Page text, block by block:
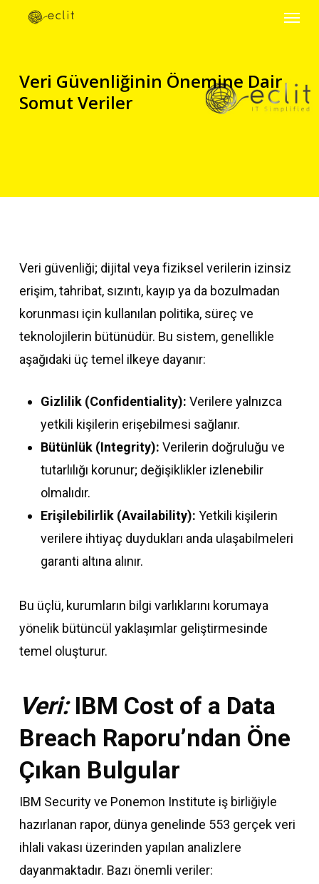
content
Veri Güvenliğinin Önemine Dair
Somut Veriler
Veri güvenliği; dijital veya fiziksel verilerin izinsiz
erişim, tahribat, sızıntı, kayıp ya da bozulmadan
korunması için kullanılan politika, süreç ve
teknolojilerin bütünüdür. Bu sistem, genellikle
aşağıdaki üç temel ilkeye dayanır:
Gizlilik (Confidentiality): Verilere yalnızca
yetkili kişilerin erişebilmesi sağlanır.
Bütünlük (Integrity): Verilerin doğruluğu ve
tutarlılığı korunur; değişiklikler izlenebilir
olmalıdır.
Erişilebilirlik (Availability): Yetkili kişilerin
verilere ihtiyaç duydukları anda ulaşabilmeleri
garanti altına alınır.
Bu üçlü, kurumların bilgi varlıklarını korumaya
yönelik bütüncül yaklaşımlar geliştirmesinde
temel oluşturur.
Veri:IBM Cost of a Data
Breach Raporu’ndan Öne
Çıkan Bulgular
IBM Security ve Ponemon Institute iş birliğiyle
hazırlanan rapor, dünya genelinde 553 gerçek veri
ihlali vakası üzerinden yapılan analizlere
dayanmaktadır. Bazı önemli veriler: